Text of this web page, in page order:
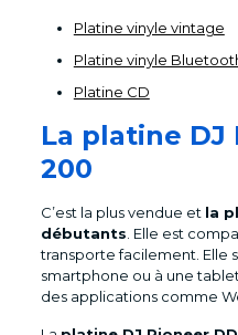
Platine vinyle vintage
Platine vinyle
Platine CD
La platine DJ
200
C’est la plus vendue et la
débutants . Elle est
transporte facilement. Elle
smartphone ou à une
des applications comme